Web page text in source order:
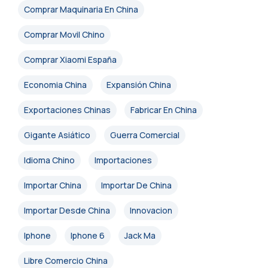
Comprar Maquinaria En China
Comprar Movil Chino
Comprar Xiaomi España
Economia China Expansión China
Exportaciones Chinas Fabricar En China
Gigante Asiático Guerra Comercial
Idioma Chino Importaciones
Importar China Importar De China
Importar Desde China Innovacion
Iphone Iphone 6 Jack Ma
Libre Comercio China